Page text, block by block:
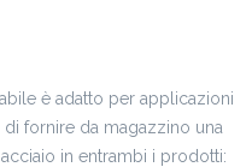
è adatto per applicazioni
fornire da magazzino una
in entrambi i prodotti: